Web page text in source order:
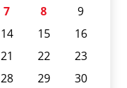
7 8
9
14 15
16
21 22
23
28 29
30